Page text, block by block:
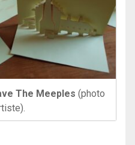
The Meeples (photo